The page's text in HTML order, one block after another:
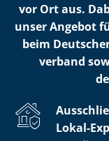
vor Ort aus.
unser Angebot
beim
ver­band
Lokal-